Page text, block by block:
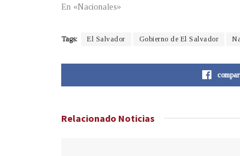
En «Nacionales»
Tags: El Salvador Gobierno de El Salvador
Relacionado Noticias